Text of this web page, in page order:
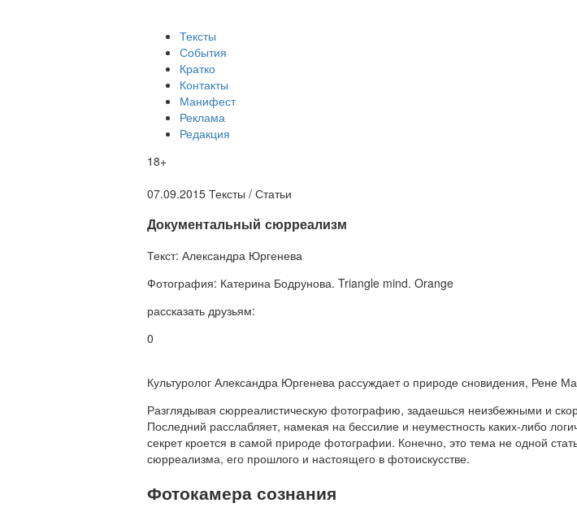
Тексты
События
Кратко
Контакты
Манифест
Реклама
Редакция
18+
07.09.2015 Тексты / Статьи
Документальный сюрреализм
Текст: Александра Юргенева
Фотография: Катерина Бодрунова. Triangle mind. Orange
рассказать друзьям:
0
Культуролог Александра Юргенева рассуждает о природе сновидения, Рене
Разглядывая сюрреалистическую фотографию, задаешься неизбежными и
Последний расслабляет, намекая на бессилие и неуместность каких-либо
секрет кроется в самой природе фотографии. Конечно, это тема не одной
сюрреализма, его прошлого и настоящего в фотоискусстве.
Фотокамера сознания